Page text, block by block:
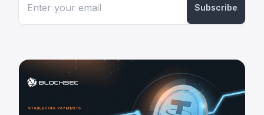
Subscribe